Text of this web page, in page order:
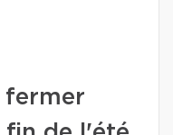
fermer